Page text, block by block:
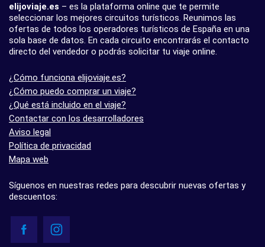
elijoviaje.es – es la plataforma online que te permite
seleccionar los mejores circuitos turísticos. Reunimos las
ofertas de todos los operadores turísticos de España en una
sola base de datos. En cada circuito encontrarás el contacto
directo del vendedor o podrás solicitar tu viaje online.
¿Cómo funciona elijoviaje.es?
¿Cómo puedo comprar un viaje?
¿Qué está incluido en el viaje?
Contactar con los desarrolladores
Aviso legal
Política de privacidad
Mapa web
Síguenos en nuestras redes para descubrir nuevas ofertas y
descuentos: